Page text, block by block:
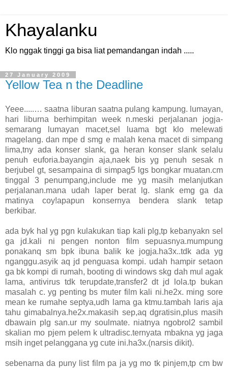
Khayalanku
Klo nggak tinggi ga bisa liat pemandangan indah .....
27 January 2009
Yellow Tea n the Deadline
Yeee.....… saatna liburan saatna pulang kampung. lumayan,
hari liburna berhimpitan week n.meski perjalanan jogja-
semarang lumayan macet,sel luama bgt klo melewati
magelang. dan mpe d smg e malah kena macet di simpang
lima,tny ada konser slank, ga heran konser slank selalu
penuh euforia.bayangin aja,naek bis yg penuh sesak n
berjubel gt, sesampaina di simpag5 lgs bongkar muatan.cm
tinggal 3 penumpang,include me yg masih melanjutkan
perjalanan.mana udah laper berat lg. slank emg ga da
matinya coy!apapun konsernya bendera slank tetap
berkibar.
ada byk hal yg pgn kulakukan tiap kali plg,tp kebanyakn sel
ga jd.kali ni pengen nonton film sepuasnya.mumpung
ponakanq sm bpk ibuna balik ke jogja.ha3x..tdk ada yg
nganggu.asyik aq jd penguasa kompi. udah hampir setaon
ga bk kompi di rumah, booting di windows skg dah mul agak
lama, antivirus tdk terupdate,transfer2 dt jd lola.tp bukan
masalah c. yg penting bs muter film kali ni.he2x. ming sore
mean ke rumahe septya,udh lama ga ktmu.tambah laris aja
tahu gimabalnya.he2x.makasih sep,aq dgratisin,plus masih
dbawain plg san.ur my soulmate. niatnya ngobrol2 sambil
skalian mo pjem pelem k ultradisc.ternyata mbakna yg jaga
msih inget pelanggana yg cute ini.ha3x.(narsis dikit).
sebenarna da puny list film pa ja yg mo tk pinjem,tp cm bw